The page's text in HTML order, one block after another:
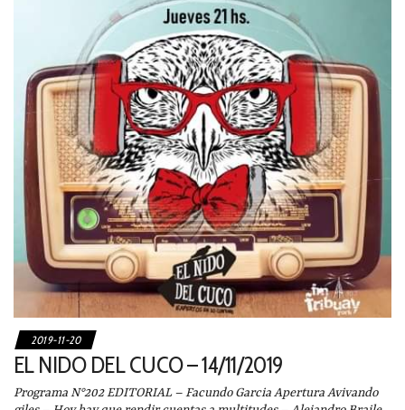
2019-11-20
EL NIDO DEL CUCO – 14/11/2019
Programa N°202 EDITORIAL – Facundo Garcia Apertura Avivando